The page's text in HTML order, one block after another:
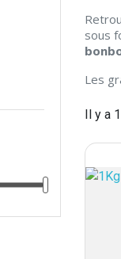
sous
Les
Il y a